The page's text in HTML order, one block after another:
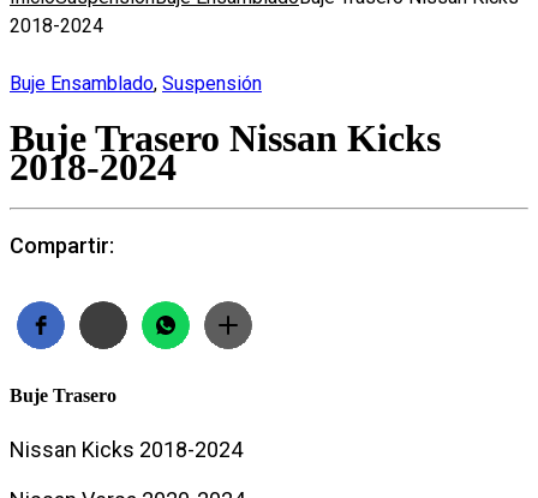
2018-2024
Buje Ensamblado, Suspensión
Buje Trasero Nissan Kicks
2018-2024
Compartir:
Buje Trasero
Nissan Kicks 2018-2024